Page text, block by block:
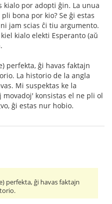
kialo por adopti ĝin. La unua
bona por kio? Se ĝi estas
jam scias ĉi tiu argumento.
kialo elekti Esperanto (aŭ
perfekta, ĝi havas faktajn
La historio de la angla
Mi suspektas ke la
konsistas el ne pli ol
ĝi estas nur hobio.
perfekta, ĝi havas faktajn